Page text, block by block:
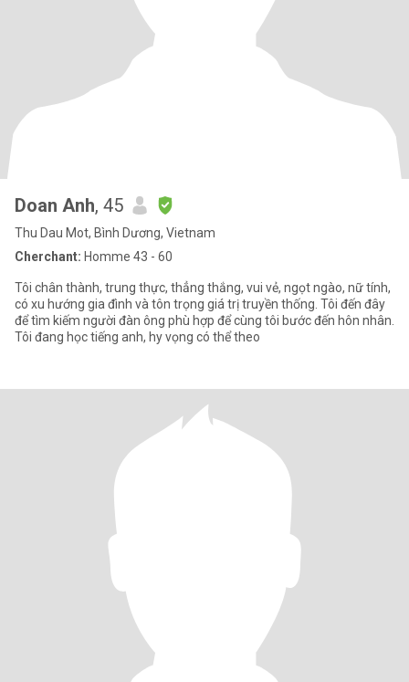
Doan Anh, 45
Thu Dau Mot, Bình Dương, Vietnam
Cherchant: Homme 43 - 60
Tôi chân thành, trung thực, thẳng thắng, vui vẻ, ngọt ngào, nữ tính,
có xu hướng gia đình và tôn trọng giá trị truyền thống. Tôi đến đây
để tìm kiếm người đàn ông phù hợp để cùng tôi bước đến hôn nhân.
Tôi đang học tiếng anh, hy vọng có thể theo